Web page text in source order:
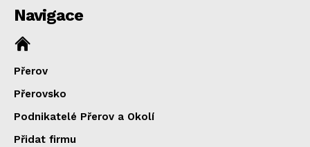
Navigace
Přerov
Přerovsko
Podnikatelé Přerov a Okolí
Přidat firmu